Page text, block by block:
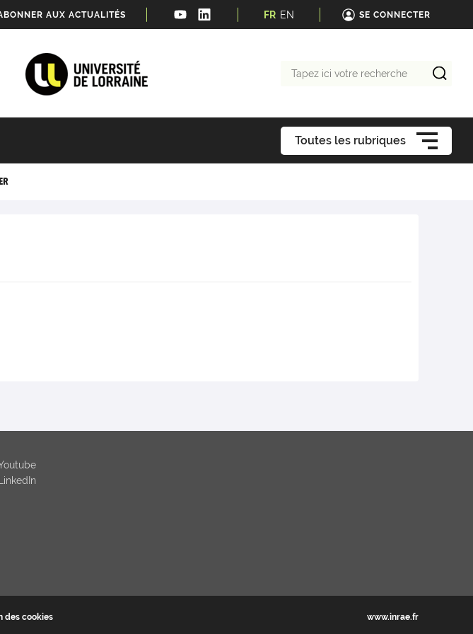
AUX ACTUALITÉS FR EN SE CONNECTER
Toutes les rubriques
LinkedIn
des cookies www.inrae.fr